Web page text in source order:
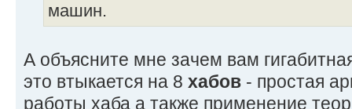
машин.
А объясните мне зачем вам
это втыкается на 8 хабов - простая
работы хаба а также применение